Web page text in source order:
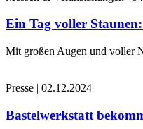
Ein Tag voller
Mit großen Augen und voller
Presse | 02.12.2024
Bastelwerkstatt